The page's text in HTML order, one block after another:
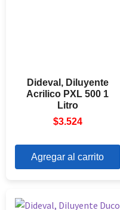
Dideval, Diluyente
Acrilico PXL 500 1
Litro
$3.524
Agregar al carrito